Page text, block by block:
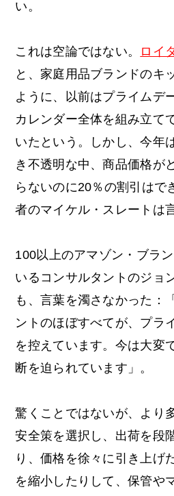
い。
これは空論ではない。 ロイ
と、家庭用品ブランドのキ
ように、以前はプライムデ
カレンダー全体を組み立て
いたという。しかし、今年
き不透明な中、商品価格が
らないのに20％の割引はで
者のマイケル・スレートは
100以上のアマゾン・ブラ
いるコンサルタントのジョ
も、言葉を濁さなかった：
ントのほぼすべてが、プラ
を控えています。今は大変
断を迫られています」。
驚くことではないが、より
安全策を選択し、出荷を段
り、価格を徐々に引き上げ
を縮小したりして、保管や